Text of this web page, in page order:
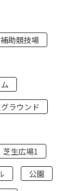
補助競技場
ラウンド
芝生広場1
公園